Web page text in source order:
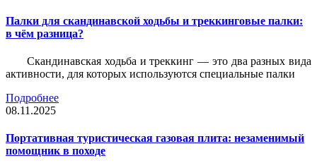
Палки для скандинавской ходьбы и треккинговые палки:
в чём разница?
Скандинавская ходьба и треккинг — это два разных вида
активности, для которых используются специальные палки
Подробнее
08.11.2025
Портативная туристическая газовая плита: незаменимый
помощник в походе